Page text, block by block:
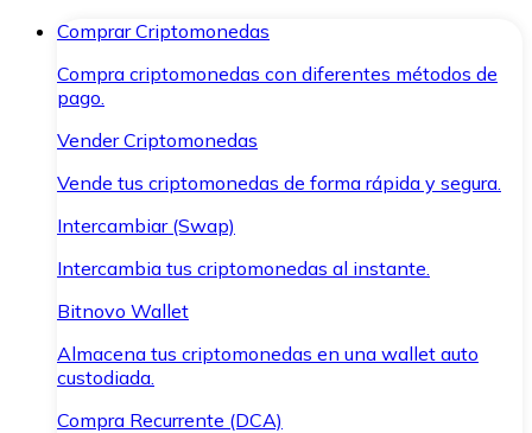
Comprar Criptomonedas
Compra criptomonedas con diferentes métodos de
pago.
Vender Criptomonedas
Vende tus criptomonedas de forma rápida y segura.
Intercambiar (Swap)
Intercambia tus criptomonedas al instante.
Bitnovo Wallet
Almacena tus criptomonedas en una wallet auto
custodiada.
Compra Recurrente (DCA)